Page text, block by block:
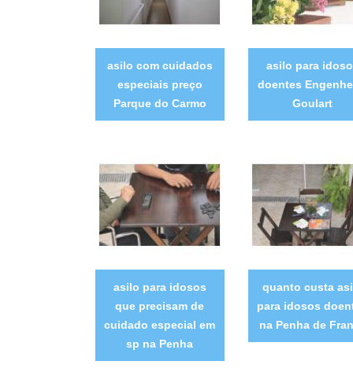
asilo com cuidados
especiais preço
Parque do Carmo
asilo para
doentes
Goulart
asilo para idosos
que precisam de
cuidado especial em
sp na Penha
quanto custa
para idosos
na Penha de